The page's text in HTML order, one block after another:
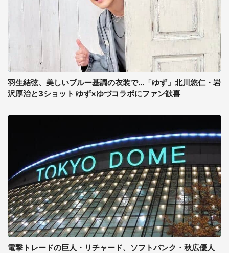
羽生結弦、美しいブルー基調の衣装で...「ゆず」北川悠仁・岩
沢厚治と3ショット ゆず×ゆづコラボにファン歓喜
電撃トレードの巨人・リチャード、ソフトバンク・秋広優人